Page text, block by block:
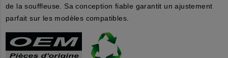
de la souffleuse. Sa conception fiable garantit un ajustement
parfait sur les modèles compatibles.